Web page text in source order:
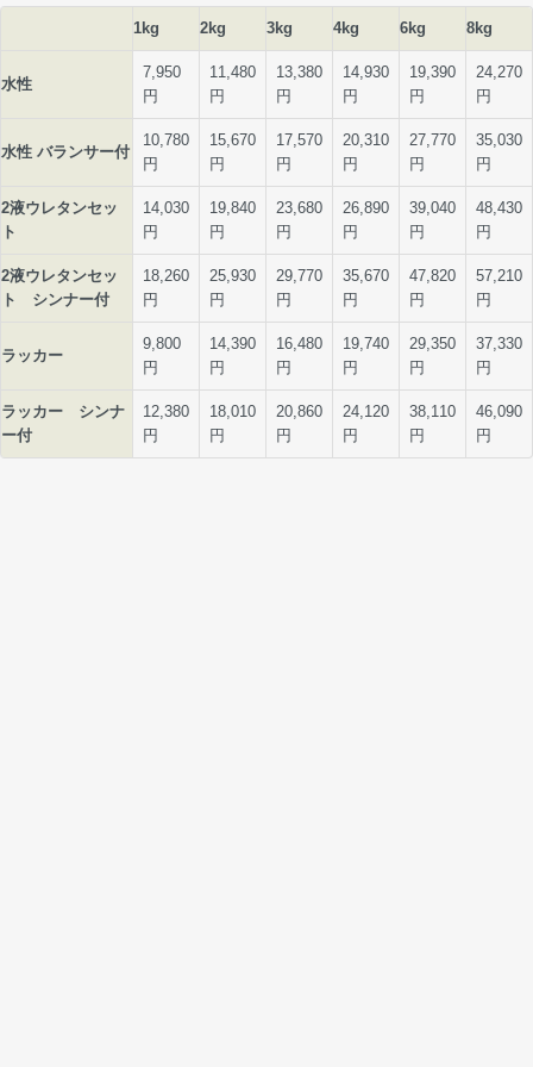
1kg 2kg 3kg 4kg 6kg 8kg
水性
7,950
円
11,480
円
13,380
円
14,930
円
19,390
円
24,270
円
水性 バランサー付
10,780
円
15,670
円
17,570
円
20,310
円
27,770
円
35,030
円
2液ウレタンセッ
ト
14,030
円
19,840
円
23,680
円
26,890
円
39,040
円
48,430
円
2液ウレタンセッ
ト シンナー付
18,260
円
25,930
円
29,770
円
35,670
円
47,820
円
57,210
円
ラッカー
9,800
円
14,390
円
16,480
円
19,740
円
29,350
円
37,330
円
ラッカー シンナ
ー付
12,380
円
18,010
円
20,860
円
24,120
円
38,110
円
46,090
円